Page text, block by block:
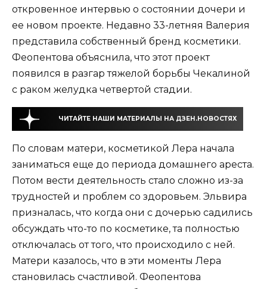
откровенное интервью о состоянии дочери и
ее новом проекте. Недавно 33-летняя Валерия
представила собственный бренд косметики.
Феопентова объяснила, что этот проект
появился в разгар тяжелой борьбы Чекалиной
с раком желудка четвертой стадии.
ЧИТАЙТЕ НАШИ МАТЕРИАЛЫ НА ДЗЕН.НОВОСТЯХ
По словам матери, косметикой Лера начала
заниматься еще до периода домашнего ареста.
Потом вести деятельность стало сложно из-за
трудностей и проблем со здоровьем. Эльвира
призналась, что когда они с дочерью садились
обсуждать что-то по косметике, та полностью
отключалась от того, что происходило с ней.
Матери казалось, что в эти моменты Лера
становилась счастливой. Феопентова